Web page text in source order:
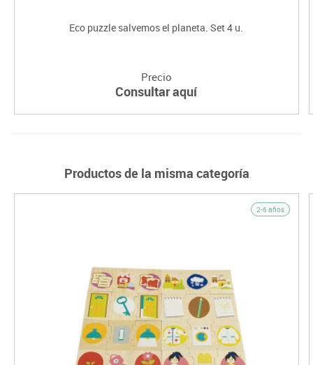
Eco puzzle salvemos el planeta. Set 4 u.
Precio
Consultar aquí
Productos de la misma categoría
2-6 años